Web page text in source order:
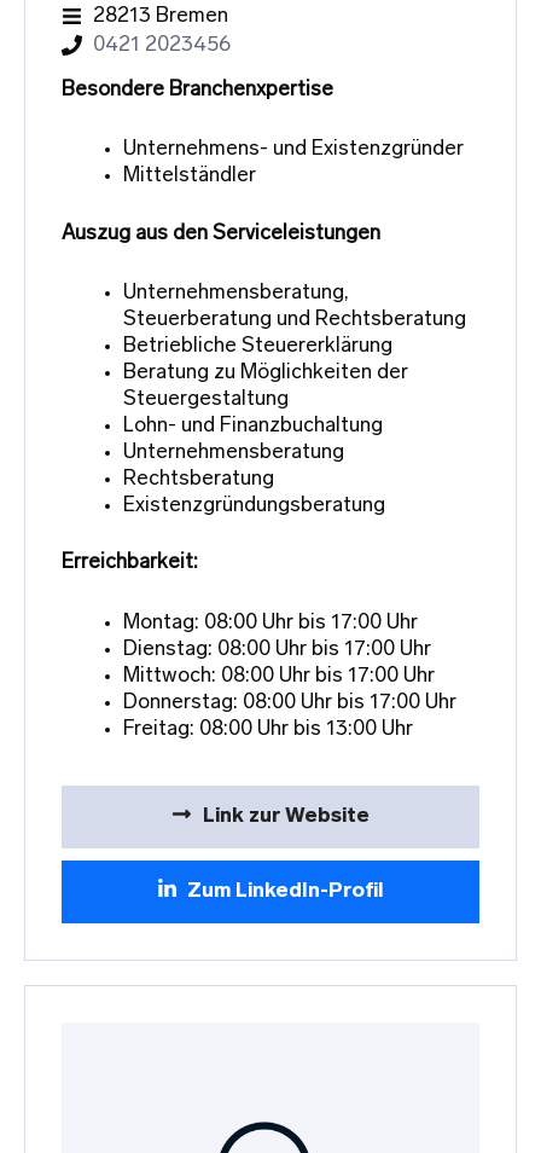
28213 Bremen
0421 2023456
Besondere Branchenxpertise
Unternehmens- und Existenzgründer
Mittelständler
Auszug aus den Serviceleistungen
Unternehmensberatung,
Steuerberatung und Rechtsberatung
Betriebliche Steuererklärung
Beratung zu Möglichkeiten der
Steuergestaltung
Lohn- und Finanzbuchaltung
Unternehmensberatung
Rechtsberatung
Existenzgründungsberatung
Erreichbarkeit:
Montag: 08:00 Uhr bis 17:00 Uhr
Dienstag: 08:00 Uhr bis 17:00 Uhr
Mittwoch: 08:00 Uhr bis 17:00 Uhr
Donnerstag: 08:00 Uhr bis 17:00 Uhr
Freitag: 08:00 Uhr bis 13:00 Uhr
Link zur Website
Zum LinkedIn-Profil